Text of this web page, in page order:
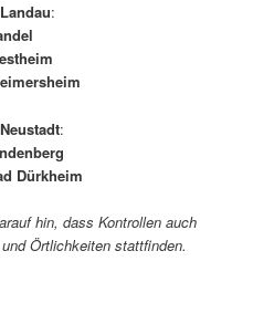
:
:
Dürkheim
hin, dass Kontrollen auch
Örtlichkeiten stattfinden.